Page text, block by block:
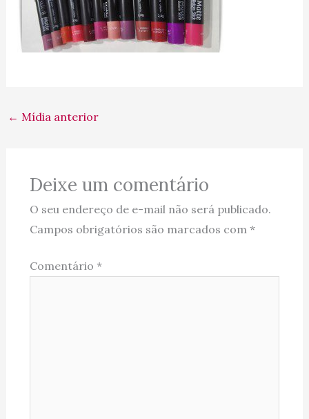
← Mídia anterior
Deixe um comentário
O seu endereço de e-mail não será publicado.
Campos obrigatórios são marcados com *
Comentário *